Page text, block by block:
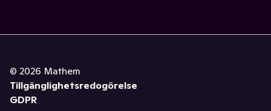
© 2026 Mathem
Tillgänglighetsredogörelse
GDPR